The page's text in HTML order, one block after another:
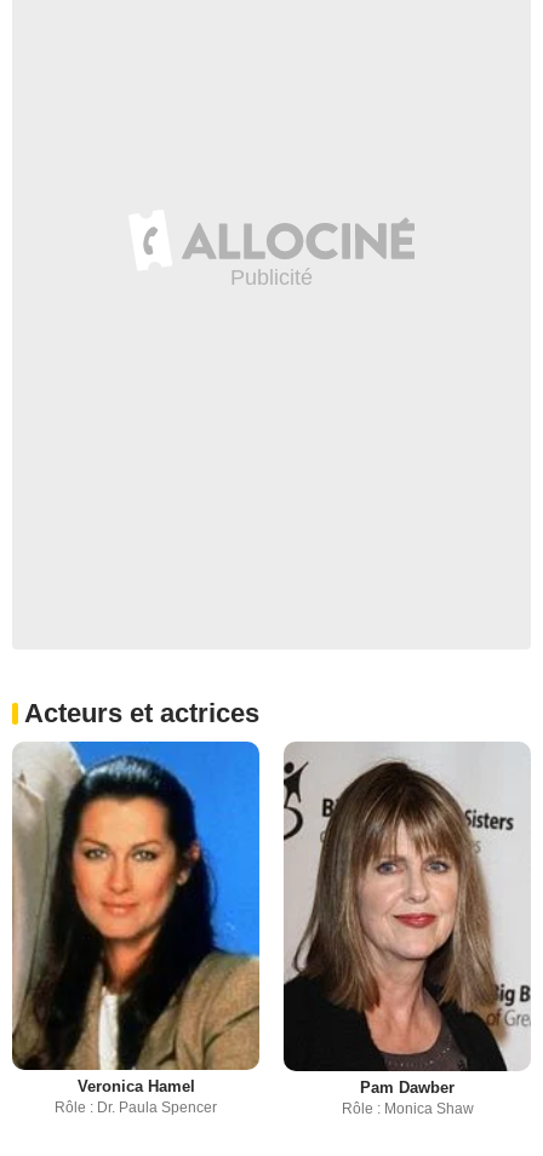
Acteurs et actrices
Veronica Hamel
Rôle : Dr. Paula Spencer
Pam Dawber
Rôle : Monica Shaw